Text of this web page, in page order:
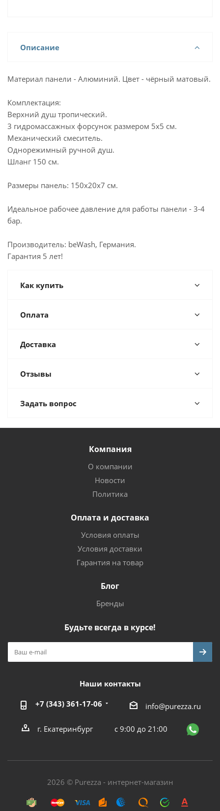
Описание
Материал панели - Алюминий. Цвет - чёрный матовый.
Комплектация:
Верхний душ тропический.
3 гидромассажных форсунок размером 5х5 см.
Механический смеситель.
Однорежимный ручной душ.
Шланг 150 см.
Размеры панель: 150х20х7 см.
Идеальное рабочее давление для работы панели - 3-4
бар.
Производитель: beWash, Германия.
Гарантия 5 лет!
Как купить
Оплата
Доставка
Отзывы
Задать вопрос
Компания
О компании
Новости
Политика
Оплата и доставка
Условия оплаты
Условия доставки
Гарантия на товар
Блог
Бренды
Будьте всегда в курсе!
Наши контакты
+7 (343) 361-17-06 info@purezza.ru
г. Екатеринбург с 9:00 до 21:00
2026 © Purezza - интернет-магазин